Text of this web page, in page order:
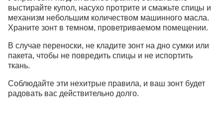
выстирайте купол, насухо протрите и смажьте спицы и
механизм небольшим количеством машинного масла.
Храните зонт в темном, проветриваемом помещении.
В случае переноски, не кладите зонт на дно сумки или
пакета, чтобы не повредить спицы и не испортить
ткань.
Соблюдайте эти нехитрые правила, и ваш зонт будет
радовать вас действительно долго.